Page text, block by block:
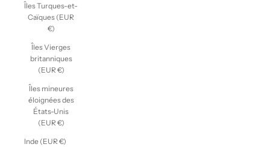
Îles Turques-et-
Caïques (EUR
€)
Îles Vierges
britanniques
(EUR €)
Îles mineures
éloignées des
États-Unis
(EUR €)
Inde (EUR €)